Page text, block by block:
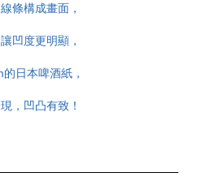
條構成畫面，
凹度更明顯，
日本啤酒紙，
，凹凸有致！